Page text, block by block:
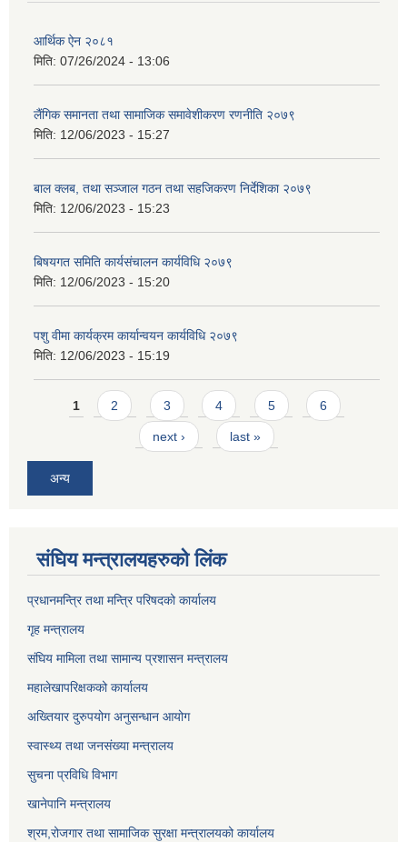
आर्थिक ऐन २०८१
मिति: 07/26/2024 - 13:06
लैंगिक समानता तथा सामाजिक समावेशीकरण रणनीति २०७९
मिति: 12/06/2023 - 15:27
बाल क्लब, तथा सञ्जाल गठन तथा सहजिकरण निर्देशिका २०७९
मिति: 12/06/2023 - 15:23
बिषयगत समिति कार्यसंचालन कार्यविधि २०७९
मिति: 12/06/2023 - 15:20
पशु वीमा कार्यक्रम कार्यान्वयन कार्यविधि २०७९
मिति: 12/06/2023 - 15:19
Pages
1 2 3 4 5 6
next › last »
अन्य
संघिय मन्त्र‍ालयहरुको लिंक
प्रधानमन्त्रि तथा मन्त्रि परिषदको कार्यालय
गृह मन्त्रालय
संघिय मामिला तथा सामान्य प्रशासन मन्त्रालय
महालेखापरिक्षकको कार्यालय
अख्तियार दुरुपयोग अनुसन्धान आयोग
स्वास्थ्य तथा जनसंख्या मन्त्रालय
सुचना प्रविधि विभाग
खानेपानि मन्त्रालय
श्रम,रोजगार तथा सामाजिक सुरक्षा मन्त्रालयको कार्यालय